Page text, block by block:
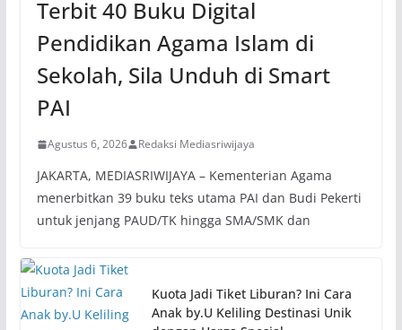
Terbit 40 Buku Digital
Pendidikan Agama Islam di
Sekolah, Sila Unduh di Smart
PAI
Agustus 6, 2026 Redaksi Mediasriwijaya
JAKARTA, MEDIASRIWIJAYA – Kementerian Agama
menerbitkan 39 buku teks utama PAI dan Budi Pekerti
untuk jenjang PAUD/TK hingga SMA/SMK dan
Kuota Jadi Tiket Liburan? Ini Cara
Anak by.U Keliling Destinasi Unik